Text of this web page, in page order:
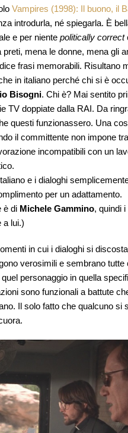
Vampires (1998): Il buono, il
introdurla, né spiegarla. È
e per niente politically correct
preti, mena le donne, mena gli
frasi memorabili. Risultano
in italiano perché chi si è
Bisogni. Chi è? Mai sentito
TV doppiate dalla RAI. Da
questi funzionassero. Una
il committente non impone
incompatibili con un
e i dialoghi
per un adattamento.
è di Michele Gammino, quindi
a lui.)
in cui i dialoghi si
verosimili e sembrano tutte
personaggio in quella
sono funzionali a battute
Il solo fatto che qualcuno si